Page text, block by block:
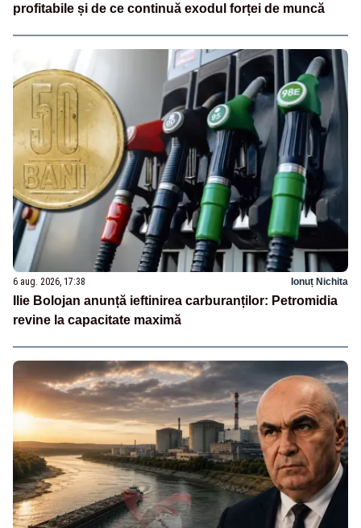
profitabile și de ce continuă exodul forței de muncă
6 aug. 2026, 17:38 Ionuț Nichita
Ilie Bolojan anunță ieftinirea carburanților: Petromidia
revine la capacitate maximă